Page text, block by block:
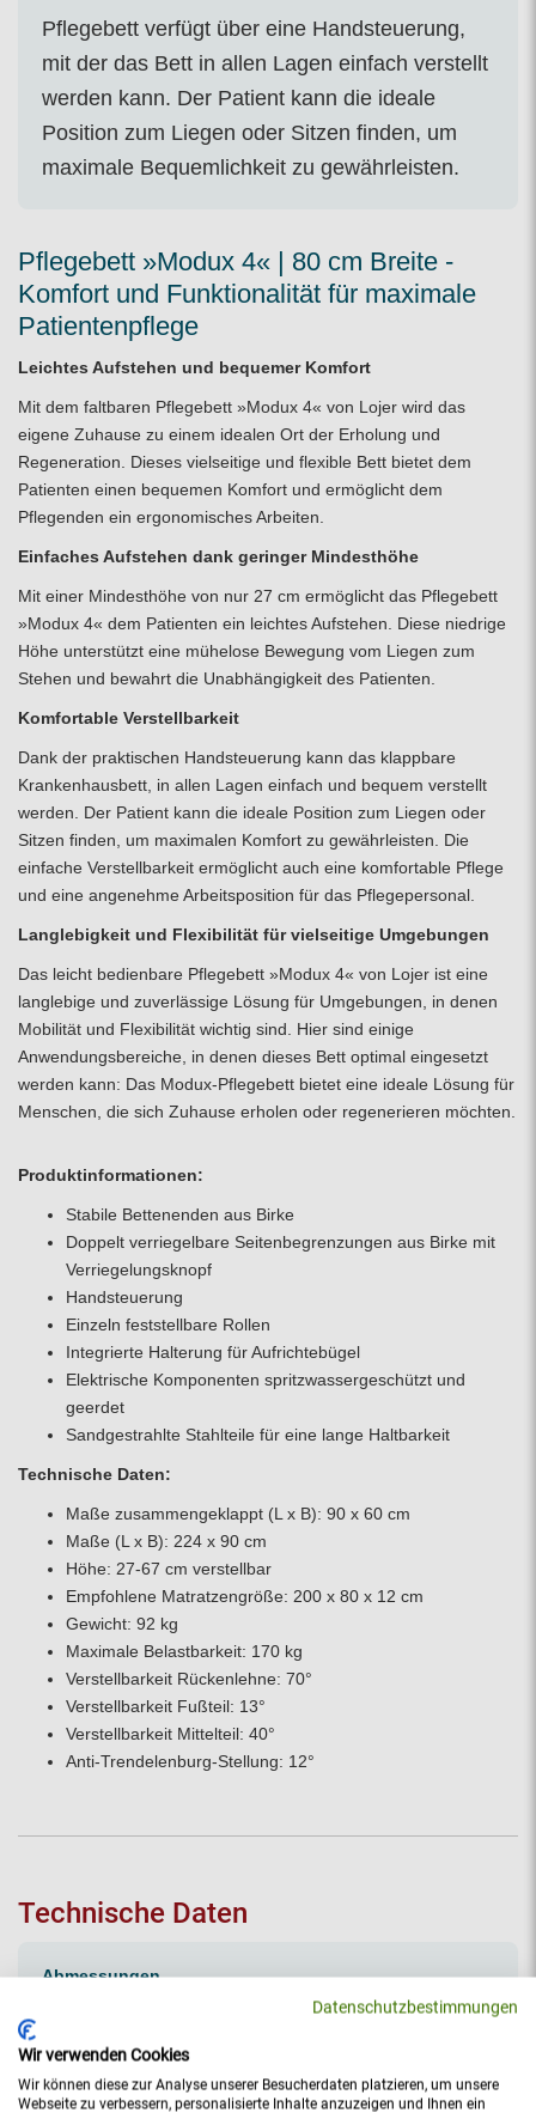
Pflegebett verfügt über eine Handsteuerung,
mit der das Bett in allen Lagen einfach verstellt
werden kann. Der Patient kann die ideale
Position zum Liegen oder Sitzen finden, um
maximale Bequemlichkeit zu gewährleisten.
Pflegebett »Modux 4« | 80 cm Breite -
Komfort und Funktionalität für maximale
Patientenpflege
Leichtes Aufstehen und bequemer Komfort
Mit dem faltbaren Pflegebett »Modux 4« von Lojer wird das
eigene Zuhause zu einem idealen Ort der Erholung und
Regeneration. Dieses vielseitige und flexible Bett bietet dem
Patienten einen bequemen Komfort und ermöglicht dem
Pflegenden ein ergonomisches Arbeiten.
Einfaches Aufstehen dank geringer Mindesthöhe
Mit einer Mindesthöhe von nur 27 cm ermöglicht das Pflegebett
»Modux 4« dem Patienten ein leichtes Aufstehen. Diese niedrige
Höhe unterstützt eine mühelose Bewegung vom Liegen zum
Stehen und bewahrt die Unabhängigkeit des Patienten.
Komfortable Verstellbarkeit
Dank der praktischen Handsteuerung kann das klappbare
Krankenhausbett, in allen Lagen einfach und bequem verstellt
werden. Der Patient kann die ideale Position zum Liegen oder
Sitzen finden, um maximalen Komfort zu gewährleisten. Die
einfache Verstellbarkeit ermöglicht auch eine komfortable Pflege
und eine angenehme Arbeitsposition für das Pflegepersonal.
Langlebigkeit und Flexibilität für vielseitige Umgebungen
Das leicht bedienbare Pflegebett »Modux 4« von Lojer ist eine
langlebige und zuverlässige Lösung für Umgebungen, in denen
Mobilität und Flexibilität wichtig sind. Hier sind einige
Anwendungsbereiche, in denen dieses Bett optimal eingesetzt
werden kann: Das Modux-Pflegebett bietet eine ideale Lösung für
Menschen, die sich Zuhause erholen oder regenerieren möchten.
Produktinformationen:
Stabile Bettenenden aus Birke
Doppelt verriegelbare Seitenbegrenzungen aus Birke mit
Verriegelungsknopf
Handsteuerung
Einzeln feststellbare Rollen
Integrierte Halterung für Aufrichtebügel
Elektrische Komponenten spritzwassergeschützt und
geerdet
Sandgestrahlte Stahlteile für eine lange Haltbarkeit
Technische Daten:
Maße zusammengeklappt (L x B): 90 x 60 cm
Maße (L x B): 224 x 90 cm
Höhe: 27-67 cm verstellbar
Empfohlene Matratzengröße: 200 x 80 x 12 cm
Gewicht: 92 kg
Maximale Belastbarkeit: 170 kg
Verstellbarkeit Rückenlehne: 70°
Verstellbarkeit Fußteil: 13°
Verstellbarkeit Mittelteil: 40°
Anti-Trendelenburg-Stellung: 12°
Technische Daten
Abmessungen
Höhe [cm]: 27 bis 67
Allgemein
Datenschutzbestimmungen
Wir verwenden Cookies
Wir können diese zur Analyse unserer Besucherdaten platzieren, um unsere
Webseite zu verbessern, personalisierte Inhalte anzuzeigen und Ihnen ein